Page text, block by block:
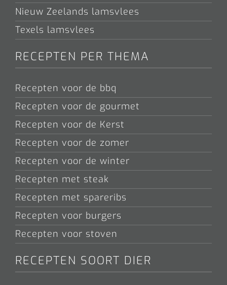
Nieuw Zeelands lamsvlees
Texels lamsvlees
RECEPTEN PER THEMA
Recepten voor de bbq
Recepten voor de gourmet
Recepten voor de Kerst
Recepten voor de zomer
Recepten voor de winter
Recepten met steak
Recepten met spareribs
Recepten voor burgers
Recepten voor stoven
RECEPTEN SOORT DIER